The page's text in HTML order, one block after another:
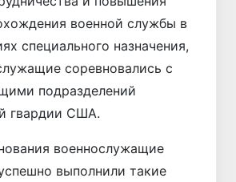
военной службы в
специального назначения,
соревновались с
подразделений
гвардии США.
военнослужащие
выполнили такие